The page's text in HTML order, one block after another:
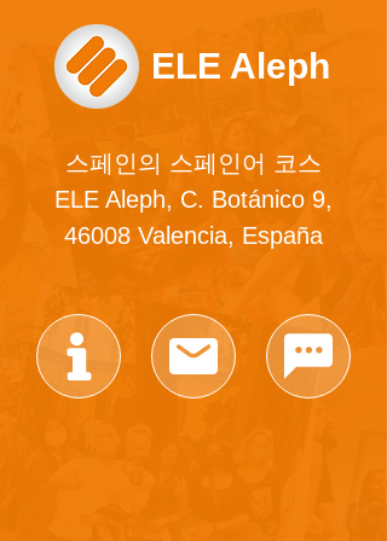
ELE Aleph
스페인의 스페인어 코스
ELE Aleph, C. Botánico 9,
46008 Valencia, España